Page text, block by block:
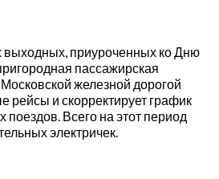
выходных, приуроченных ко Дню
пассажирская
железной дорогой
рейсы и скорректирует график
Всего на этот период
электричек.